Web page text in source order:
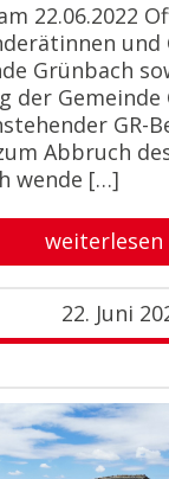
22.06.2022
und
Grünbach
der Gemeinde
GR-
Abbruch
wende […]
weiterlesen
22. Juni